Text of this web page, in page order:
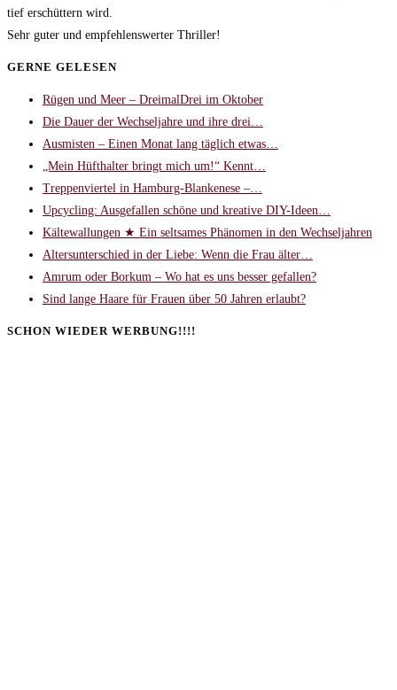
tief erschüttern wird.
Sehr guter und empfehlenswerter Thriller!
GERNE GELESEN
Rügen und Meer – DreimalDrei im Oktober
Die Dauer der Wechseljahre und ihre drei…
Ausmisten – Einen Monat lang täglich etwas…
„Mein Hüfthalter bringt mich um!“ Kennt…
Treppenviertel in Hamburg-Blankenese –…
Upcycling: Ausgefallen schöne und kreative DIY-Ideen…
Kältewallungen ★ Ein seltsames Phänomen in den Wechseljahren
Altersunterschied in der Liebe: Wenn die Frau älter…
Amrum oder Borkum – Wo hat es uns besser gefallen?
Sind lange Haare für Frauen über 50 Jahren erlaubt?
SCHON WIEDER WERBUNG!!!!